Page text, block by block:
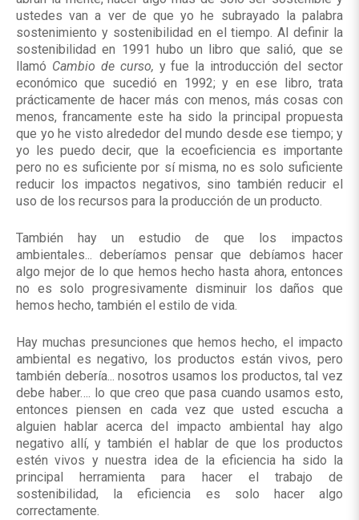
ustedes van a ver de que yo he subrayado la palabra
sostenimiento y sostenibilidad en el tiempo. Al definir la
sostenibilidad en 1991 hubo un libro que salió, que se
llamó Cambio de curso, y fue la introducción del sector
económico que sucedió en 1992; y en ese libro, trata
prácticamente de hacer más con menos, más cosas con
menos, francamente este ha sido la principal propuesta
que yo he visto alrededor del mundo desde ese tiempo; y
yo les puedo decir, que la ecoeficiencia es importante
pero no es suficiente por sí misma, no es solo suficiente
reducir los impactos negativos, sino también reducir el
uso de los recursos para la producción de un producto.
También hay un estudio de que los impactos
ambientales... deberíamos pensar que debíamos hacer
algo mejor de lo que hemos hecho hasta ahora, entonces
no es solo progresivamente disminuir los daños que
hemos hecho, también el estilo de vida.
Hay muchas presunciones que hemos hecho, el impacto
ambiental es negativo, los productos están vivos, pero
también debería... nosotros usamos los productos, tal vez
debe haber…. lo que creo que pasa cuando usamos esto,
entonces piensen en cada vez que usted escucha a
alguien hablar acerca del impacto ambiental hay algo
negativo allí, y también el hablar de que los productos
estén vivos y nuestra idea de la eficiencia ha sido la
principal herramienta para hacer el trabajo de
sostenibilidad, la eficiencia es solo hacer algo
correctamente.